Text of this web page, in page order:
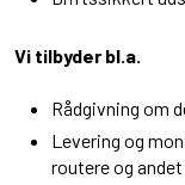
Vi tilbyder bl.a.
Rådgivning om
Levering og
routere og